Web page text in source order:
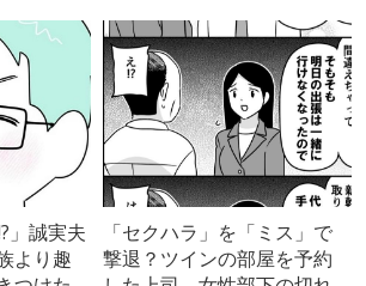
」誠実夫
より趣
「セクハラ」を「ミス」で
撃退？ツインの部屋を予約